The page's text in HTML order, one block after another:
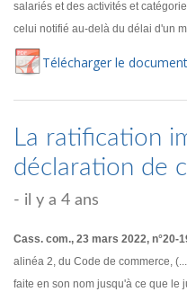
salariés et des activités et
celui notifié au-delà du délai d'un
Télécharger le document
La ratification
déclaration de
- il y a 4 ans
Cass. com., 23 mars 2022, n°20-
alinéa 2, du Code de commerce,
faite en son nom jusqu'à ce que le